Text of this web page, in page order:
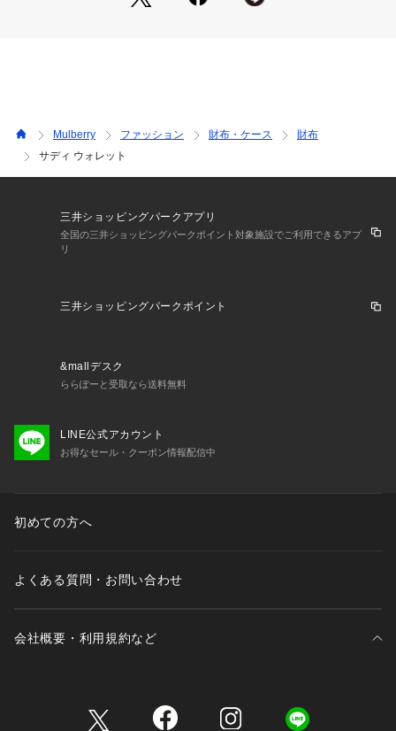
Mulberry ファッション 財布・ケース
財布
サディ ウォレット
三井ショッピングパークアプリ
全国の三井ショッピングパークポイント対象施設でご利用できるアプ
リ
三井ショッピングパークポイント
&mallデスク
ららぽーと受取なら送料無料
LINE公式アカウント
お得なセール・クーポン情報配信中
初めての方へ
よくある質問・お問い合わせ
会社概要・利用規約など